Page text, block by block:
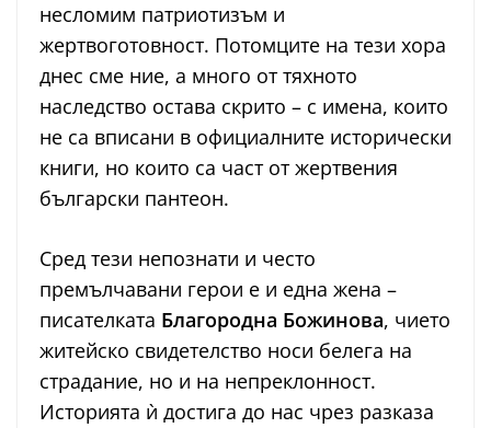
несломим патриотизъм и
жертвоготовност. Потомците на тези хора
днес сме ние, а много от тяхното
наследство остава скрито – с имена, които
не са вписани в официалните исторически
книги, но които са част от жертвения
български пантеон.
Сред тези непознати и често
премълчавани герои е и една жена –
писателката Благородна Божинова, чието
житейско свидетелство носи белега на
страдание, но и на непреклонност.
Историята ѝ достига до нас чрез разказа